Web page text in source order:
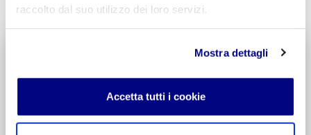
raccolto dal suo utilizzo dei loro servizi.
Mostra dettagli
Accetta tutti i cookie
Liceo delle Scienze Umane
Potenziamento madrelingua Inglese
Entra